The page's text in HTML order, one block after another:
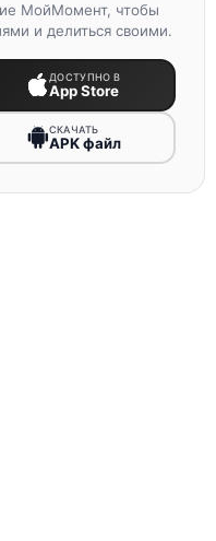
МойМомент, чтобы
и делиться своими.
ДОСТУПНО В
App Store
СКАЧАТЬ
APK файл